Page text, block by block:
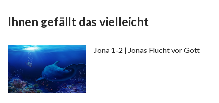
Ihnen gefällt das vielleicht
Jona 1-2 | Jonas Flucht vor Gott